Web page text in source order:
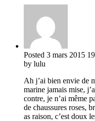
Posted 3 mars 2015
by lulu
Ah j’ai bien envie de
marine jamais mise,
contre, je n’ai même
de chaussures roses,
as raison, c’est doux